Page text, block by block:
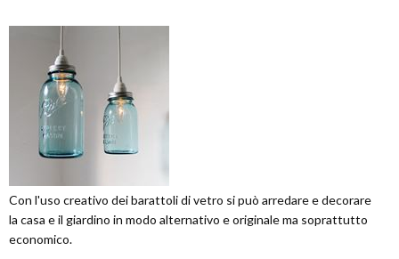
Con l'uso creativo dei barattoli di vetro si può arredare e decorare
la casa e il giardino in modo alternativo e originale ma soprattutto
economico.